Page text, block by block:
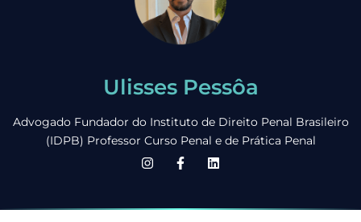
Ulisses Pessôa
Advogado Fundador do Instituto de Direito Penal Brasileiro
(IDPB) Professor Curso Penal e de Prática Penal